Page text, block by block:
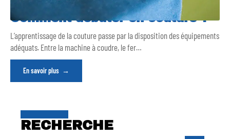
Comment débuter en couture ?
L’apprentissage de la couture passe par la disposition des équipements
adéquats. Entre la machine à coudre, le fer…
En savoir plus
RECHERCHE